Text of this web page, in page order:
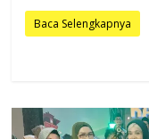
Baca Selengkapnya